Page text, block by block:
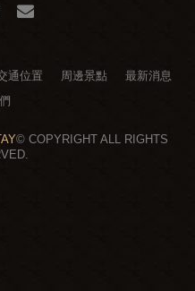
通位置 周邊景點
最新消息
© COPYRIGHT ALL RIGHTS